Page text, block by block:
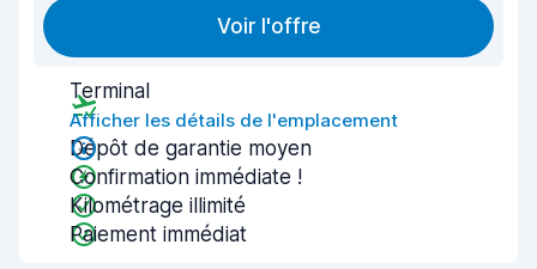
Voir l'offre
Terminal
Afficher les détails de l'emplacement
Dépôt de garantie moyen
Confirmation immédiate !
Kilométrage illimité
Paiement immédiat